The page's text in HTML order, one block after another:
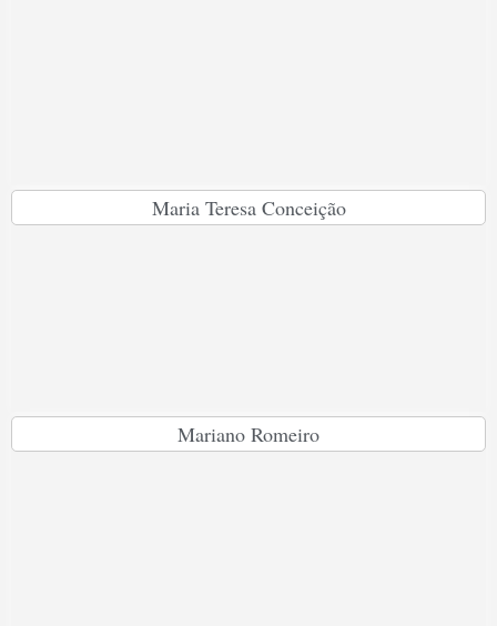
Maria Teresa Conceição
Mariano Romeiro